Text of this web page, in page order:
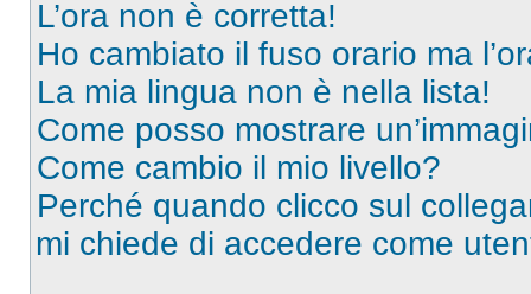
L’ora non è corretta!
Ho cambiato il fuso orario ma
La mia lingua non è nella lista!
Come posso mostrare
Come cambio il mio livello?
Perché quando clicco sul
mi chiede di accedere come